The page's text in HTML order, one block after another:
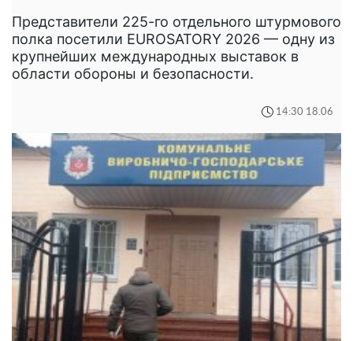
Представители 225-го отдельного штурмового
полка посетили EUROSATORY 2026 — одну из
крупнейших международных выставок в
области обороны и безопасности.
14:30 18.06